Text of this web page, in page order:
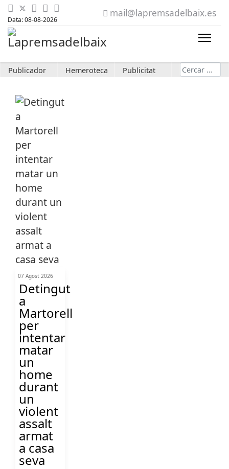
Data: 08-08-2026
mail@lapremsadelbaix.es
Publicador Hemeroteca Publicitat Cerca
07 Agost 2026
Detingut
a
Martorell
per
intentar
matar
un
home
durant
un
violent
assalt
armat
a casa
seva